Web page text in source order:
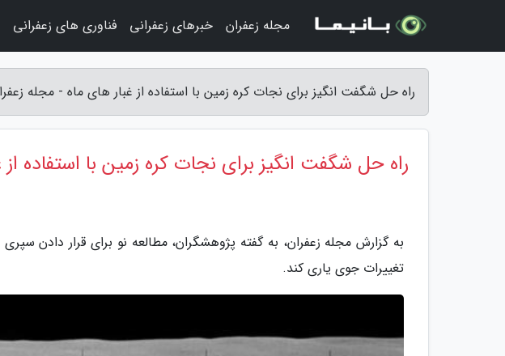
راه حل شگفت انگیز برای نجات کره زمین با استفاده از غبار های ماه - مجله
راه حل شگفت انگیز برای نجات کره زمین با استفاده از
به گزارش مجله زعفران، به گفته پژوهشگران، مطالعه نو برای قرار دادن سپری
تغییرات جوی یاری کند.
مجله زعفران خبرهای زعفرانی فناوری های زعفرانی